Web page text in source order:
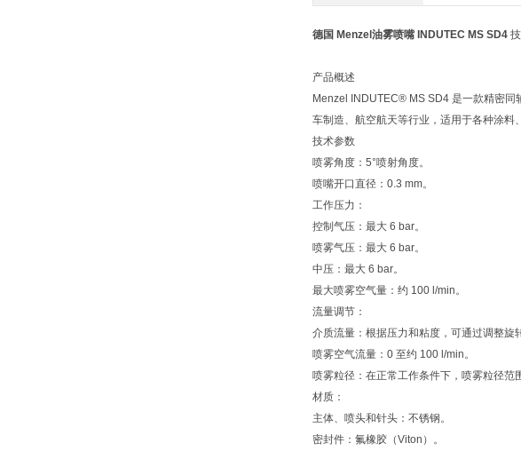
德国 Menzel油雾喷嘴 INDUTEC MS SD4
产品概述
Menzel INDUTEC® MS SD4 是一款精密
车制造、航空航天等行业，适用于各种涂料
技术参数
喷雾角度：5°喷射角度。
喷嘴开口直径：0.3 mm。
工作压力：
控制气压：最大 6 bar。
喷雾气压：最大 6 bar。
中压：最大 6 bar。
最大喷雾空气量：约 100 l/min。
流量调节：
介质流量：根据压力和粘度，可通过调整旋
喷雾空气流量：0 至约 100 l/min。
喷雾粒径：在正常工作条件下，喷雾粒径范
材质：
主体、喷头和针头：不锈钢。
密封件：氟橡胶（Viton）。